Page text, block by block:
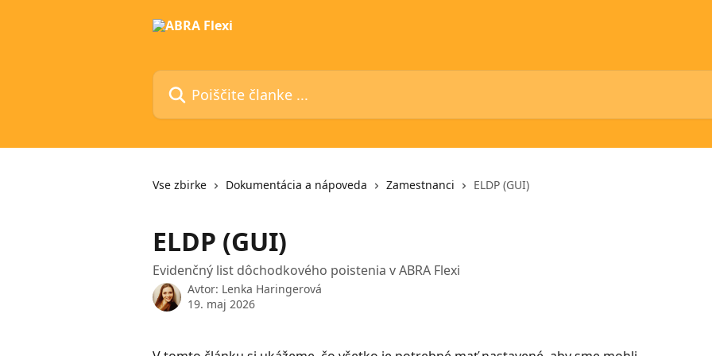
Poiščite članke ...
Vse zbirke Dokumentácia a nápoveda Zamestnanci ELDP (GUI)
ELDP (GUI)
Evidenčný list dôchodkového poistenia v ABRA Flexi
Avtor: Lenka Haringerová
19. maj 2026